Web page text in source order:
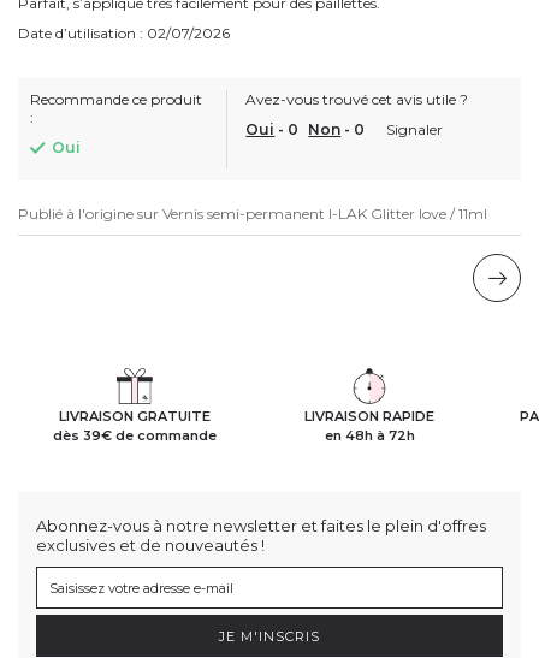
Date d’utilisation : 02/07/2026
Recommande ce produit
:
Oui
Avez-vous trouvé cet avis utile ?
Oui - 0 Non - 0 Signaler
Publié à l'origine sur Vernis semi-permanent I-LAK Glitter love / 11ml
LIVRAISON GRATUITE
dès 39€ de commande
LIVRAISON RAPIDE
en 48h à 72h
Abonnez-vous à notre newsletter et faites le plein d'offres
exclusives et de nouveautés !
JE M'INSCRIS